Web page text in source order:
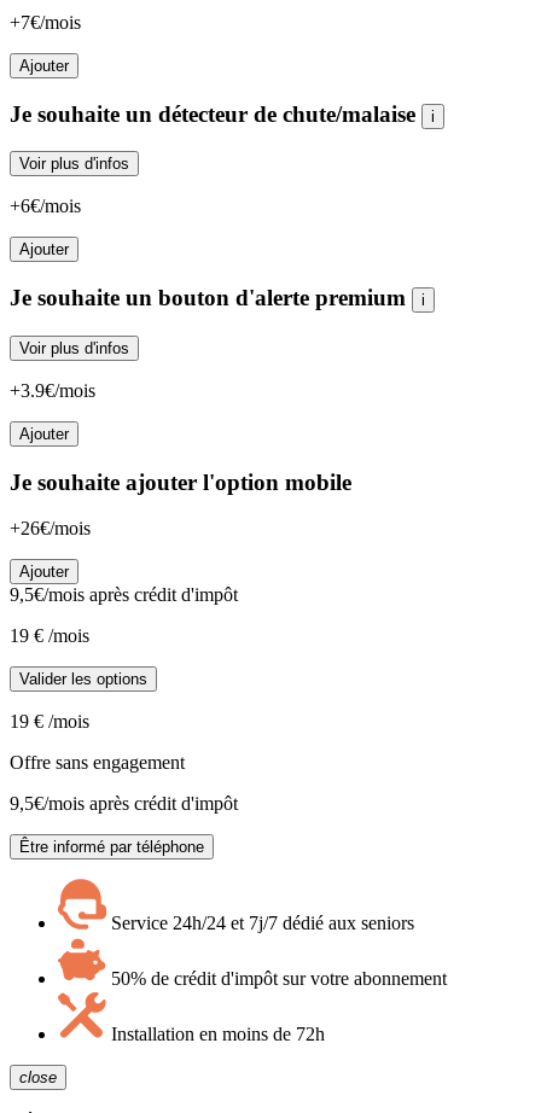
+7€/mois
Ajouter
Je souhaite un détecteur de chute/malaise i
Voir plus d'infos
+6€/mois
Ajouter
Je souhaite un bouton d'alerte premium i
Voir plus d'infos
+3.9€/mois
Ajouter
Je souhaite ajouter l'option mobile
+26€/mois
Ajouter
9,5€/mois après crédit d'impôt
19 € /mois
Valider les options
19 € /mois
Offre sans engagement
9,5€/mois après crédit d'impôt
Être informé par téléphone
Service 24h/24 et 7j/7 dédié aux seniors
50% de crédit d'impôt sur votre abonnement
Installation en moins de 72h
close